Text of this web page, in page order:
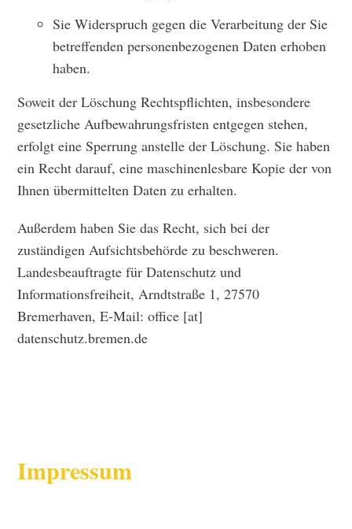
Sie Widerspruch gegen die Verarbeitung der Sie
betreffenden personenbezogenen Daten erhoben
haben.
Soweit der Löschung Rechtspflichten, insbesondere
gesetzliche Aufbewahrungsfristen entgegen stehen,
erfolgt eine Sperrung anstelle der Löschung. Sie haben
ein Recht darauf, eine maschinenlesbare Kopie der von
Ihnen übermittelten Daten zu erhalten.
Außerdem haben Sie das Recht, sich bei der
zuständigen Aufsichtsbehörde zu beschweren.
Landesbeauftragte für Datenschutz und
Informationsfreiheit, Arndtstraße 1, 27570
Bremerhaven, E-Mail: office [at]
datenschutz.bremen.de
Impressum